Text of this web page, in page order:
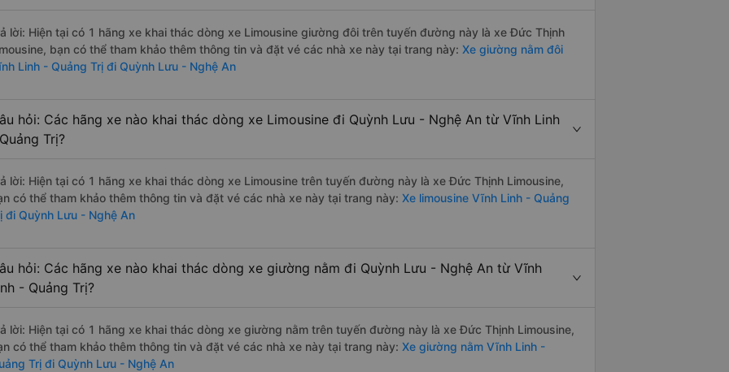
lời: Hiện tại có 1 hãng xe khai thác dòng xe Limousine giường đôi trên tuyến đường này là xe Đức Thịnh
bạn có thể tham khảo thêm thông tin và đặt vé các nhà xe này tại trang này: Xe giường nằm đôi
Linh - Quảng Trị đi Quỳnh Lưu - Nghệ An
hỏi: Các hãng xe nào khai thác dòng xe Limousine đi Quỳnh Lưu - Nghệ An từ Vĩnh Linh
Trị?
lời: Hiện tại có 1 hãng xe khai thác dòng xe Limousine trên tuyến đường này là xe Đức Thịnh Limousine,
có thể tham khảo thêm thông tin và đặt vé các nhà xe này tại trang này: Xe limousine Vĩnh Linh - Quảng
đi Quỳnh Lưu - Nghệ An
hỏi: Các hãng xe nào khai thác dòng xe giường nằm đi Quỳnh Lưu - Nghệ An từ Vĩnh
- Quảng Trị?
lời: Hiện tại có 1 hãng xe khai thác dòng xe giường nằm trên tuyến đường này là xe Đức Thịnh Limousine,
có thể tham khảo thêm thông tin và đặt vé các nhà xe này tại trang này: Xe giường nằm Vĩnh Linh -
Trị đi Quỳnh Lưu - Nghệ An